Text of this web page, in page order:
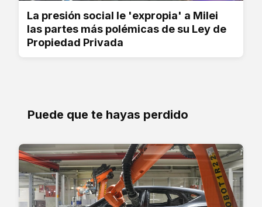
La presión social le 'expropia' a Milei
las partes más polémicas de su Ley de
Propiedad Privada
Puede que te hayas perdido